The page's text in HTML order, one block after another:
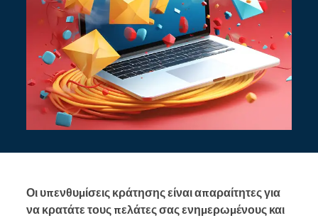
Οι υπενθυμίσεις κράτησης είναι απαραίτητες για
να κρατάτε τους πελάτες σας ενημερωμένους και